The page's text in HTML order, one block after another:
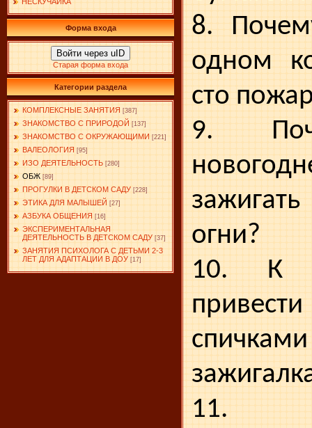
Форма входа
Войти через uID
Старая форма входа
Категории раздела
КОМПЛЕКСНЫЕ ЗАНЯТИЯ [387]
ЗНАКОМСТВО С ПРИРОДОЙ [137]
ЗНАКОМСТВО С ОКРУЖАЮЩИМИ [221]
ВАЛЕОЛОГИЯ [95]
ИЗО ДЕЯТЕЛЬНОСТЬ [280]
ОБЖ [89]
ПРОГУЛКИ В ДЕТСКОМ САДУ [228]
ЭТИКА ДЛЯ МАЛЫШЕЙ [27]
АЗБУКА ОБЩЕНИЯ [16]
ЭКСПЕРИМЕНТАЛЬНАЯ
ДЕЯТЕЛЬНОСТЬ В ДЕТСКОМ САДУ [37]
ЗАНЯТИЯ ПСИХОЛОГА С ДЕТЬМИ 2-3
ЛЕТ ДЛЯ АДАПТАЦИИ В ДОУ [17]
8.
одном
сто
9.
огни?
10. К
11.